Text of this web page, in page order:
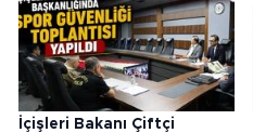
İçişleri Bakanı Çiftçi